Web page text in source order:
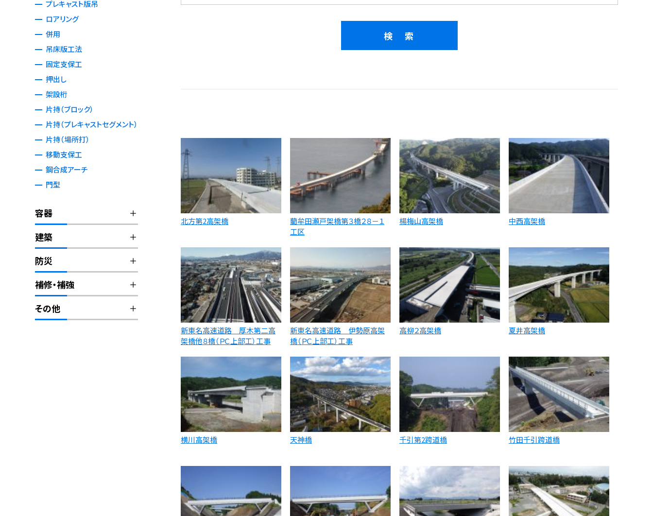
プレキャスト版吊
ロアリング
併用
吊床版工法
固定支保工
押出し
架設桁
片持（ブロック）
片持（プレキャストセグメント）
片持（場所打）
移動支保工
鋼合成アーチ
門型
容器
建築
防災
補修・補強
その他
北方第2高架橋
藺牟田瀬戸架橋第３橋２８－１
工区
楊梅山高架橋 中西高架橋
新東名高速道路 厚木第二高
架橋他８橋（ＰＣ上部工）工事
新東名高速道路 伊勢原高架
橋（ＰＣ上部工）工事
高柳２高架橋 夏井高架橋
横川高架橋 天神橋 千引第2跨道橋 竹田千引跨道橋